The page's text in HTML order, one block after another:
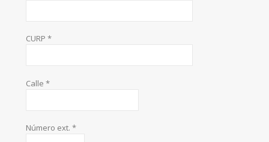
CURP *
Calle *
Número ext. *